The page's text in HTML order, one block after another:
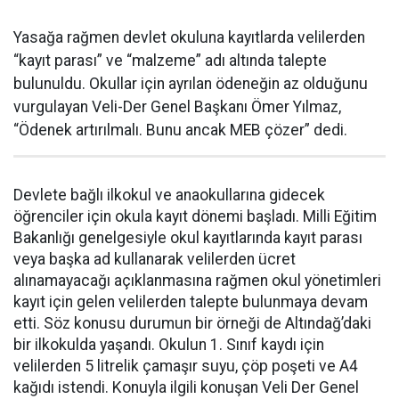
Yasağa rağmen devlet okuluna kayıtlarda velilerden
“kayıt parası” ve “malzeme” adı altında talepte
bulunuldu. Okullar için ayrılan ödeneğin az olduğunu
vurgulayan Veli-Der Genel Başkanı Ömer Yılmaz,
“Ödenek artırılmalı. Bunu ancak MEB çözer” dedi.
Devlete bağlı ilkokul ve anaokullarına gidecek
öğrenciler için okula kayıt dönemi başladı. Milli Eğitim
Bakanlığı genelgesiyle okul kayıtlarında kayıt parası
veya başka ad kullanarak velilerden ücret
alınamayacağı açıklanmasına rağmen okul yönetimleri
kayıt için gelen velilerden talepte bulunmaya devam
etti. Söz konusu durumun bir örneği de Altındağ’daki
bir ilkokulda yaşandı. Okulun 1. Sınıf kaydı için
velilerden 5 litrelik çamaşır suyu, çöp poşeti ve A4
kağıdı istendi. Konuyla ilgili konuşan Veli Der Genel